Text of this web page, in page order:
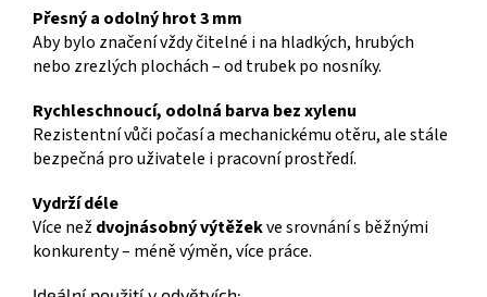
Přesný a odolný hrot 3 mm
Aby bylo značení vždy čitelné i na hladkých, hrubých
nebo zrezlých plochách – od trubek po nosníky.
Rychleschnoucí, odolná barva bez xylenu
Rezistentní vůči počasí a mechanickému otěru, ale stále
bezpečná pro uživatele i pracovní prostředí.
Vydrží déle
Více než dvojnásobný výtěžekve srovnání s běžnými
konkurenty – méně výměn, více práce.